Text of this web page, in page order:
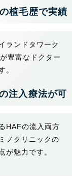
植毛歴で実績
ランドタワーク
豊富なドクター
。
注入療法が可
HAFの流入両方
ノクリニックの
が魅力です。